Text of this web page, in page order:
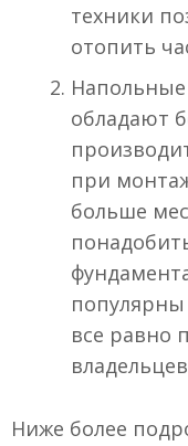
техники
отопить
обладают
при
больше
популярны
все равно
Ниже более